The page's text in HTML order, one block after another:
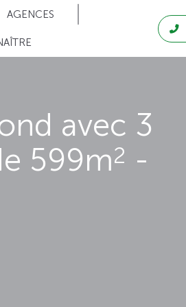
AGENCES
avec 3
599m2 -